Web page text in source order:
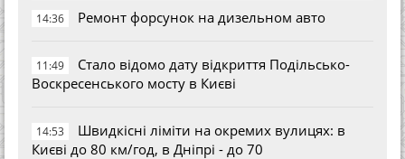
14:36 Ремонт форсунок на дизельном авто
11:49
Стало відомо дату відкриття Подільсько-
Воскресенського мосту в Києві
14:53
Швидкісні ліміти на окремих вулицях: в
Києві до 80 км/год, в Дніпрі - до 70